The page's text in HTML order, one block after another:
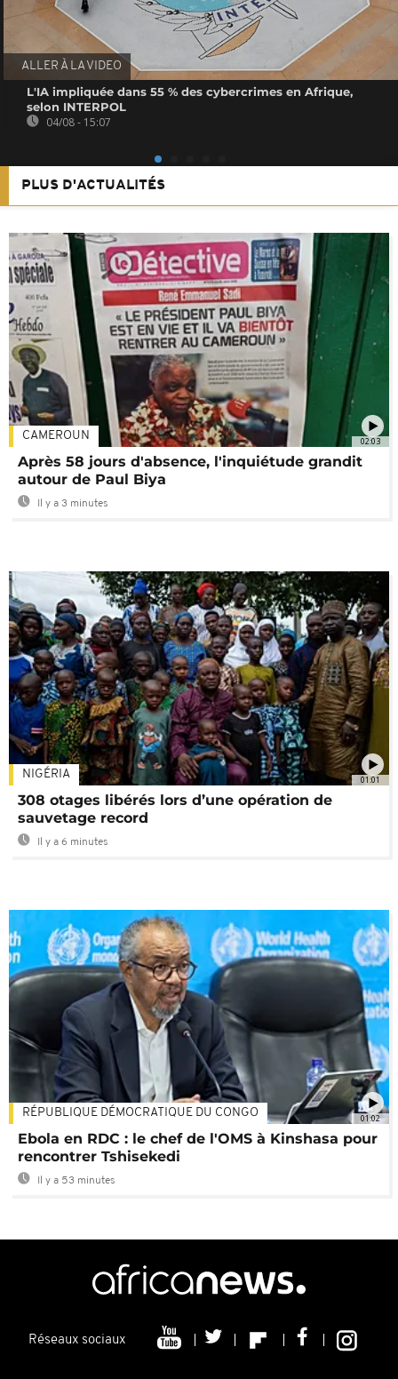
ALLER À LA VIDEO
L'IA impliquée dans 55 % des cybercrimes en Afrique,
selon INTERPOL
04/08 - 15:07
PLUS D'ACTUALITÉS
02:03
CAMEROUN
Après 58 jours d'absence, l'inquiétude grandit
autour de Paul Biya
Il y a 3 minutes
01:01
NIGÉRIA
308 otages libérés lors d’une opération de
sauvetage record
Il y a 6 minutes
01:02
RÉPUBLIQUE DÉMOCRATIQUE DU CONGO
Ebola en RDC : le chef de l'OMS à Kinshasa pour
rencontrer Tshisekedi
Il y a 53 minutes
Réseaux sociaux